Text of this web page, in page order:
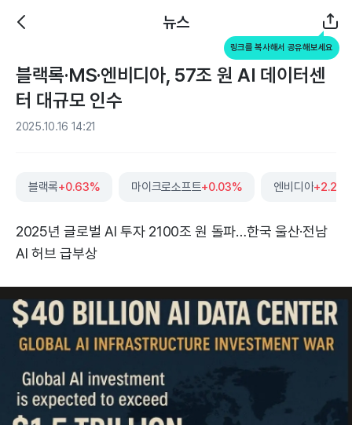
뉴스
링크를 복사해서 공유해보세요
블랙록·MS·엔비디아, 57조 원 AI 데이터센
터 대규모 인수
2025.10.16 14:21
블랙록+0.63% 마이크로소프트+0.03% 엔비디아
2025년 글로벌 AI 투자 2100조 원 돌파…한국 울산·전남
AI 허브 급부상